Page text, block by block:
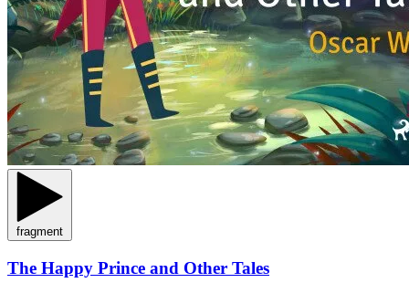
fragment
The Happy Prince and Other Tales